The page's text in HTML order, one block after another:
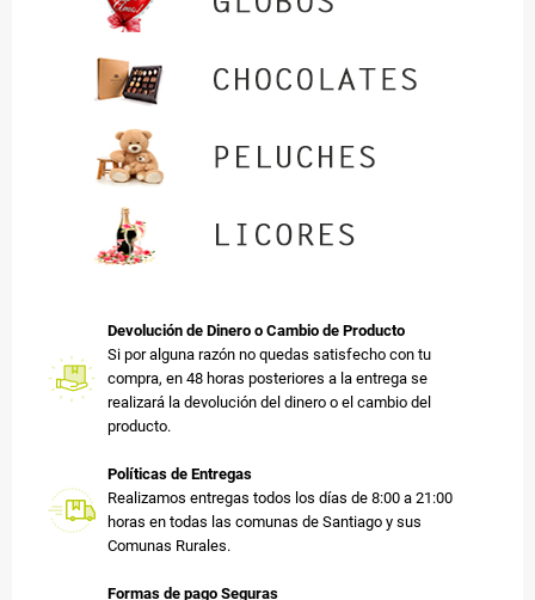
Devolución de Dinero o Cambio de Producto
Si por alguna razón no quedas satisfecho con tu
compra, en 48 horas posteriores a la entrega se
realizará la devolución del dinero o el cambio del
producto.
Políticas de Entregas
Realizamos entregas todos los días de 8:00 a 21:00
horas en todas las comunas de Santiago y sus
Comunas Rurales.
Formas de pago Seguras